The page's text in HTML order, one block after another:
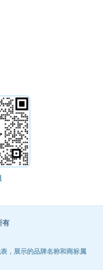
有
，展示的品牌名称和商标属